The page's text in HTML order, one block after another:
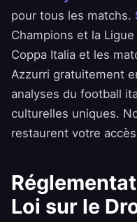
pour tous les matchs.
Champions et la Ligue
Coppa Italia et les
Azzurri gratuitement
analyses du football
culturelles uniques.
restaurent votre
Loi sur le